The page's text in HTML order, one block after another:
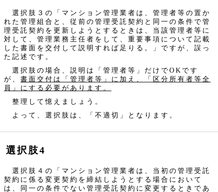
選択肢３の「マンション管理業者は、管理者等の置か
れた管理組合と、従前の管理受託契約と同一の条件で管
理受託契約を更新しようとするときは、当該管理者等に
対して、管理業務主任者をして、重要事項について記載
した書面を交付して説明すれば足りる。」ですが、誤っ
た記述です。
選択肢の場合、説明は「管理者等」だけでOKです
が、 書面交付は「管理者等」に加え、「区分所有者等全
員」にする必要があります。
整理して憶えましょう。
よって、選択肢は、「不適切」となります。
選択肢4
選択肢４の「マンション管理業者は、当初の管理受託
契約に係る変更契約を締結しようとする場合において
は、同一の条件でない管理受託契約に変更するときであ